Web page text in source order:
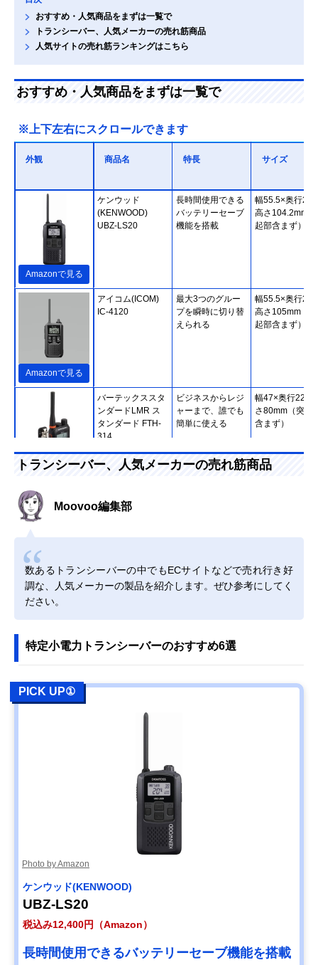
おすすめ・人気商品をまずは一覧で
トランシーバー、人気メーカーの売れ筋商品
人気サイトの売れ筋ランキングはこちら
おすすめ・人気商品をまずは一覧で
※上下左右にスクロールできます
外観 商品名 特長 サイズ
Amazonで見る
ケンウッド
(KENWOOD)
UBZ-LS20
長時間使用できる
バッテリーセーブ
機能を搭載
幅55.5×奥行
高さ104.2mm（
起部含まず）
Amazonで見る
アイコム(ICOM)
IC-4120
最大3つのグルー
プを瞬時に切り替
えられる
幅55.5×奥行
高さ105mm（突
起部含まず）
Amazonで見る
バーテックススタ
ンダードLMR ス
タンダード FTH-
314
ビジネスからレジ
ャーまで、誰でも
簡単に使える
幅47×奥行22×高
さ80mm（突起
含まず）
Amazonで見る
(Yaesumusen) ス
Amazonで見る
(Alinco) 特定小電
力トランシーバー
ラペルトーク DJ-
使用できる小型ト
ランシーバー
高さ52.6mm（
起部含まず）
ー 特定小電力トラ
ンシーバー ET-
使えるリーズナブ
ルな2台セット
Amazonで見る
八重洲無線
タンダードホライ
コンパクトながら
幅54×奥行
VXD30 増波モデ
いボディ
(Alinco) ハンディ
トランシーバー
DJ-DPS70EKA
IC-DPR4 PLUS
トランシーバー、人気メーカーの売れ筋商品
Moovoo編集部
数あるトランシーバーの中でもECサイトなどで売れ行き好
調な、人気メーカーの製品を紹介します。ぜひ参考にしてく
ださい。
特定小電力トランシーバーのおすすめ6選
PICK UP①
Photo by Amazon
ケンウッド(KENWOOD)
UBZ-LS20
税込み12,400円（Amazon）
長時間使用できるバッテリーセーブ機能を搭載